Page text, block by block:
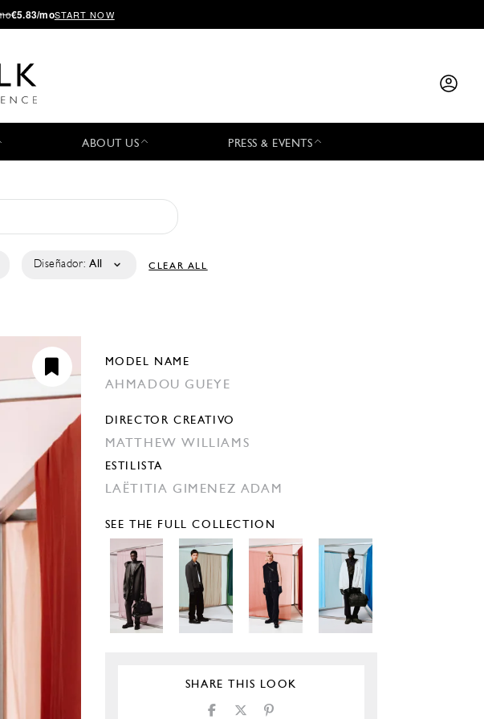
€5.83/moSTART NOW
ABOUT US PRESS & EVENTS
Diseñador: All CLEAR ALL
MODEL NAME
AHMADOU GUEYE
DIRECTOR CREATIVO
MATTHEW WILLIAMS
ESTILISTA
LAËTITIA GIMENEZ ADAM
SEE THE FULL COLLECTION
SHARE THIS LOOK